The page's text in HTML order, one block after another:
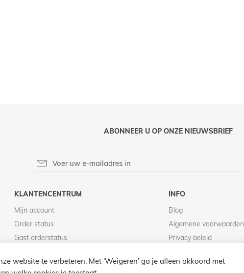
ABONNEER U OP ONZE NIEUWSBRIEF
KLANTENCENTRUM
Mijn account
Order status
Gast orderstatus
INFO
Blog
Algemene voorwaarden
Privacy beleid
website te verbeteren. Met ‘Weigeren’ ga je alleen akkoord met